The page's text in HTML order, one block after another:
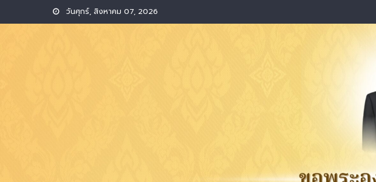
to
วันศุกร์, สิงหาคม 07, 2026